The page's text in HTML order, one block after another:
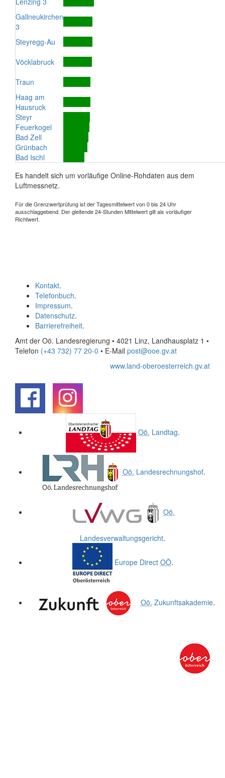
Gallneukirchen
3
Steyregg-Au
Vöcklabruck
Traun
Haag am
Hausruck
Steyr
Feuerkogel
Bad Zell
Grünbach
Bad Ischl
Es handelt sich um vorläufige Online-Rohdaten aus dem
Luftmessnetz.
Für die Grenzwertprüfung ist der Tagesmittelwert von 0 bis 24 Uhr
ausschlaggebend. Der gleitende 24-Stunden Mittelwert gilt als vorläufiger
Richtwert.
Kontakt.
Telefonbuch.
Impressum.
Datenschutz.
Barrierefreiheit.
Amt der Oö. Landesregierung • 4021 Linz, Landhausplatz 1 •
Telefon (+43 732) 77 20-0 • E-Mail post@ooe.gv.at
www.land-oberoesterreich.gv.at
Oö. Landtag.
Oö. Landesrechnungshof.
Oö.
Landesverwaltungsgericht.
Europe Direct OÖ.
Oö. Zukunftsakademie.